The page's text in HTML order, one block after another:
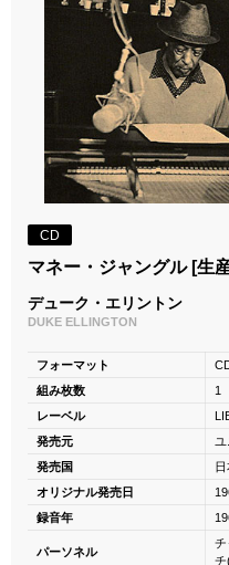
CD
マネー・ジャングル [生
デューク・エリントン
DUKE ELLINGTON
フォーマット
組み枚数
1
レーベル
発売元
発売国
オリジナル発売日
録音年
パーソネル
チ
チ